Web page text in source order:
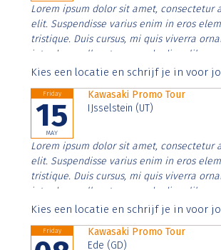
Lorem ipsum dolor sit amet, consectetur
elit. Suspendisse varius enim in eros
tristique. Duis cursus, mi quis viverra
interdum nulla, ut commodo diam libero
Aenean faucibus nibh et justo cursus id
Kies een locatie en schrijf je in voor
Friday
15
MAY
Kawasaki Promo Tour
IJsselstein (UT)
Lorem ipsum dolor sit amet, consectetur
elit. Suspendisse varius enim in eros
tristique. Duis cursus, mi quis viverra
interdum nulla, ut commodo diam libero
Aenean faucibus nibh et justo cursus id
Kies een locatie en schrijf je in voor
Friday
Kawasaki Promo Tour
Ede (GD)